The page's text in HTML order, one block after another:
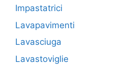
Impastatrici
Lavapavimenti
Lavasciuga
Lavastoviglie